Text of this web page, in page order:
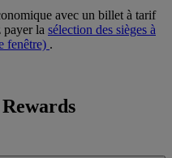
avec un billet à tarif
payer la sélection des sièges à
fenêtre) .